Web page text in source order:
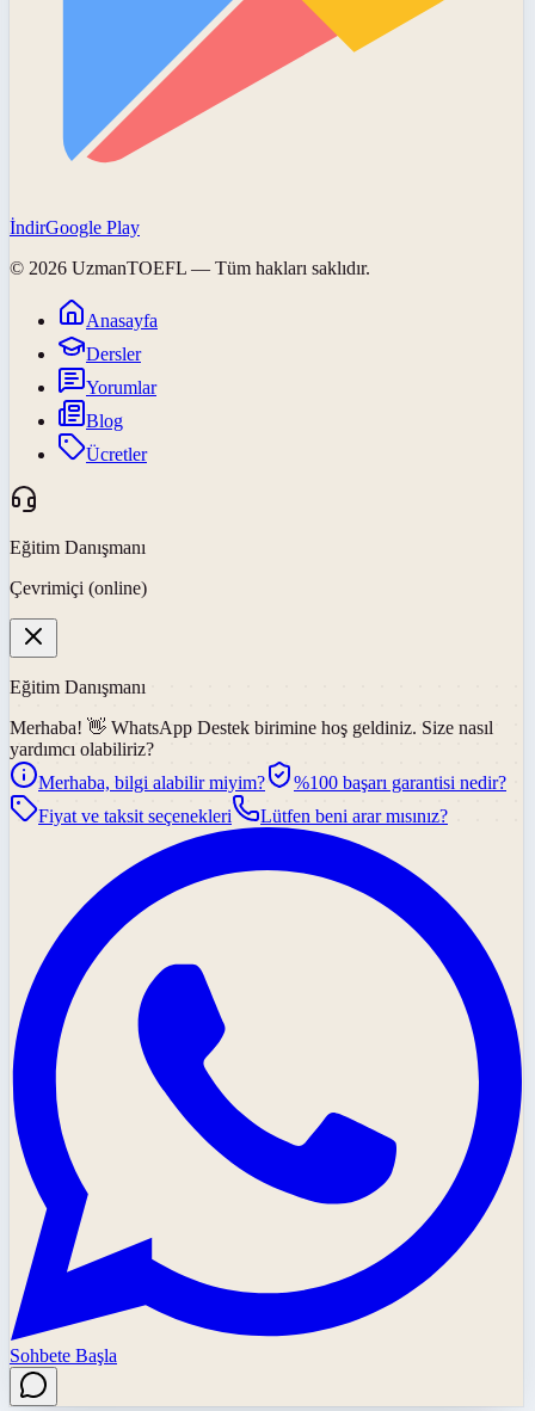
İndirGoogle Play
© 2026 UzmanTOEFL — Tüm hakları saklıdır.
Anasayfa
Dersler
Yorumlar
Blog
Ücretler
Eğitim Danışmanı
Çevrimiçi (online)
Eğitim Danışmanı
Merhaba! 👋 WhatsApp Destek birimine hoş geldiniz. Size nasıl
yardımcı olabiliriz?
Merhaba, bilgi alabilir miyim?
%100 başarı garantisi nedir?
Fiyat ve taksit seçenekleri
Lütfen beni arar mısınız?
Sohbete Başla